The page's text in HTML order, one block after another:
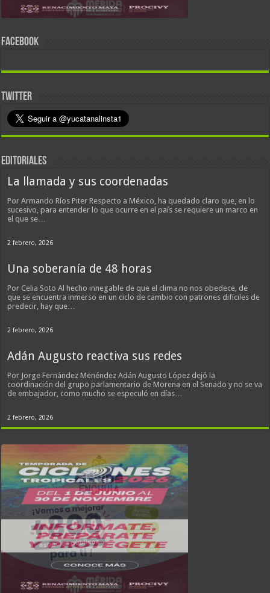
FACEBOOK
TWITTER
EDITORIALES
La llamada y sus coordenadas
Por Armando Ríos Piter Respecto a México, ha quedado claro que, en lo
sucesivo, para entender lo que ocurre en el país se requiere un marco en
el que se…
2 febrero, 2026
Una soberanía de 48 horas
Por Celia Soto Al hecho innegable de que el clima no nos obedece, de
que se encuentra inmerso en un ciclo de cambio con patrones difíciles de
predecir, hay que…
2 febrero, 2026
Adán Augusto reactiva sus redes
Por Jorge Fernández Menéndez Adán Augusto López dejó la
coordinación del grupo parlamentario de Morena en el Senado y no se va
de embajador, como mucho se especuló en días…
2 febrero, 2026